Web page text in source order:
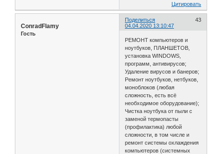
Цитировать
Поделиться
43
04.04.2020 13:10:47
ConradFlamy
Гость
РЕМОНТ компьютеров и
ноутбуков, ПЛАНШЕТОВ,
установка WINDOWS,
программ, антивирусов;
Удаление вирусов и банеров;
Ремонт ноутбуков, нетбуков,
моноблоков (любая
сложность, есть всё
необходимое оборудование);
Чистка ноутбука от пыли с
заменой термопасты
(профилактика) любой
сложности, в том числе и
ремонт системы охлаждения
компьютеров (системных